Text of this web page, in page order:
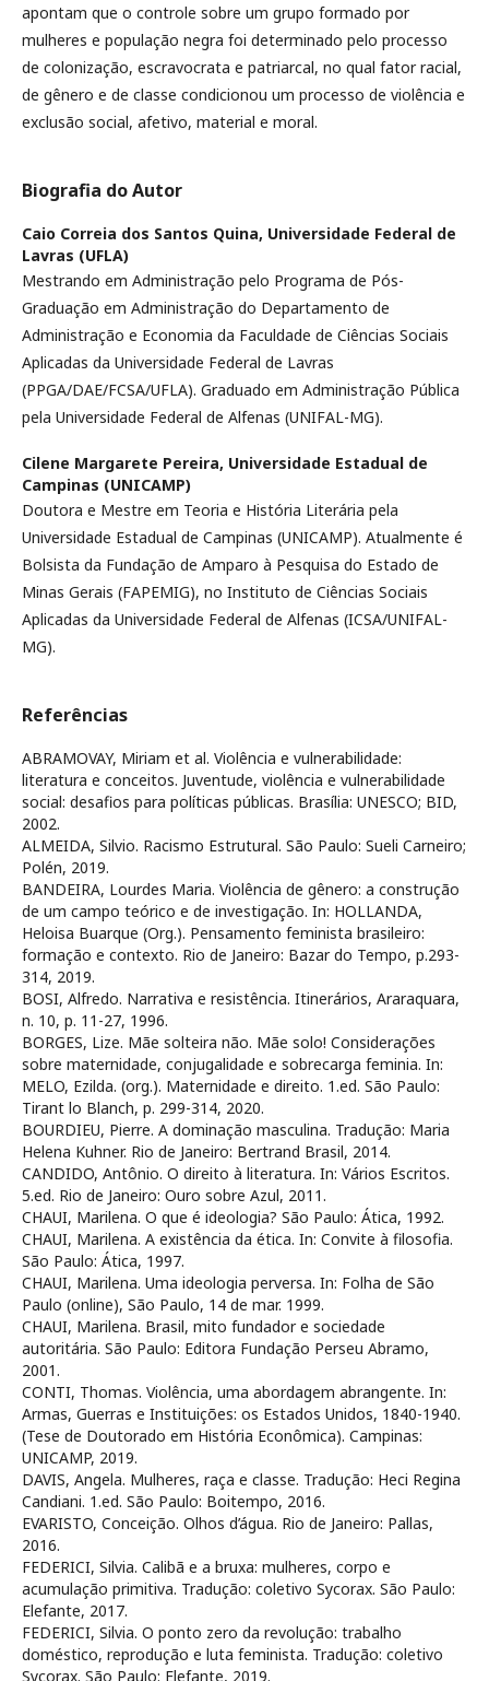
apontam que o controle sobre um grupo formado por
mulheres e população negra foi determinado pelo processo
de colonização, escravocrata e patriarcal, no qual fator racial,
de gênero e de classe condicionou um processo de violência e
exclusão social, afetivo, material e moral.
Biografia do Autor
Caio Correia dos Santos Quina, Universidade Federal de
Lavras (UFLA)
Mestrando em Administração pelo Programa de Pós-
Graduação em Administração do Departamento de
Administração e Economia da Faculdade de Ciências Sociais
Aplicadas da Universidade Federal de Lavras
(PPGA/DAE/FCSA/UFLA). Graduado em Administração Pública
pela Universidade Federal de Alfenas (UNIFAL-MG).
Cilene Margarete Pereira, Universidade Estadual de
Campinas (UNICAMP)
Doutora e Mestre em Teoria e História Literária pela
Universidade Estadual de Campinas (UNICAMP). Atualmente é
Bolsista da Fundação de Amparo à Pesquisa do Estado de
Minas Gerais (FAPEMIG), no Instituto de Ciências Sociais
Aplicadas da Universidade Federal de Alfenas (ICSA/UNIFAL-
MG).
Referências
ABRAMOVAY, Miriam et al. Violência e vulnerabilidade:
literatura e conceitos. Juventude, violência e vulnerabilidade
social: desafios para políticas públicas. Brasília: UNESCO; BID,
2002.
ALMEIDA, Silvio. Racismo Estrutural. São Paulo: Sueli Carneiro;
Polén, 2019.
BANDEIRA, Lourdes Maria. Violência de gênero: a construção
de um campo teórico e de investigação. In: HOLLANDA,
Heloisa Buarque (Org.). Pensamento feminista brasileiro:
formação e contexto. Rio de Janeiro: Bazar do Tempo, p.293-
314, 2019.
BOSI, Alfredo. Narrativa e resistência. Itinerários, Araraquara,
n. 10, p. 11-27, 1996.
BORGES, Lize. Mãe solteira não. Mãe solo! Considerações
sobre maternidade, conjugalidade e sobrecarga feminia. In:
MELO, Ezilda. (org.). Maternidade e direito. 1.ed. São Paulo:
Tirant lo Blanch, p. 299-314, 2020.
BOURDIEU, Pierre. A dominação masculina. Tradução: Maria
Helena Kuhner. Rio de Janeiro: Bertrand Brasil, 2014.
CANDIDO, Antônio. O direito à literatura. In: Vários Escritos.
5.ed. Rio de Janeiro: Ouro sobre Azul, 2011.
CHAUI, Marilena. O que é ideologia? São Paulo: Ática, 1992.
CHAUI, Marilena. A existência da ética. In: Convite à filosofia.
São Paulo: Ática, 1997.
CHAUI, Marilena. Uma ideologia perversa. In: Folha de São
Paulo (online), São Paulo, 14 de mar. 1999.
CHAUI, Marilena. Brasil, mito fundador e sociedade
autoritária. São Paulo: Editora Fundação Perseu Abramo,
2001.
CONTI, Thomas. Violência, uma abordagem abrangente. In:
Armas, Guerras e Instituições: os Estados Unidos, 1840-1940.
(Tese de Doutorado em História Econômica). Campinas:
UNICAMP, 2019.
DAVIS, Angela. Mulheres, raça e classe. Tradução: Heci Regina
Candiani. 1.ed. São Paulo: Boitempo, 2016.
EVARISTO, Conceição. Olhos d’água. Rio de Janeiro: Pallas,
2016.
FEDERICI, Silvia. Calibã e a bruxa: mulheres, corpo e
acumulação primitiva. Tradução: coletivo Sycorax. São Paulo:
Elefante, 2017.
FEDERICI, Silvia. O ponto zero da revolução: trabalho
doméstico, reprodução e luta feminista. Tradução: coletivo
Sycorax. São Paulo: Elefante, 2019.